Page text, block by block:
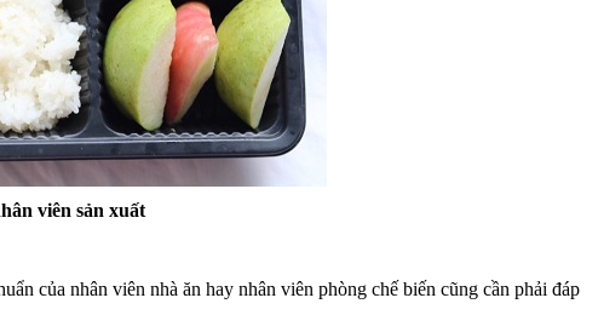
viên sản xuất
của nhân viên nhà ăn hay nhân viên phòng chế biến cũng cần phải đáp